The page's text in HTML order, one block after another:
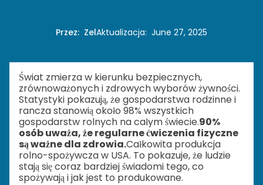
Przez: ZelAktualizacja: June 27, 2025
Świat zmierza w kierunku bezpiecznych,
zrównoważonych i zdrowych wyborów żywności.
Statystyki pokazują, że gospodarstwa rodzinne i
rancza stanowią około 98% wszystkich
gospodarstw rolnych na całym świecie.90%
osób uważa, że regularne ćwiczenia fizyczne
są ważne dla zdrowia.Całkowita produkcja
rolno-spożywcza w USA. To pokazuje, że ludzie
stają się coraz bardziej świadomi tego, co
spożywają i jak jest to produkowane.